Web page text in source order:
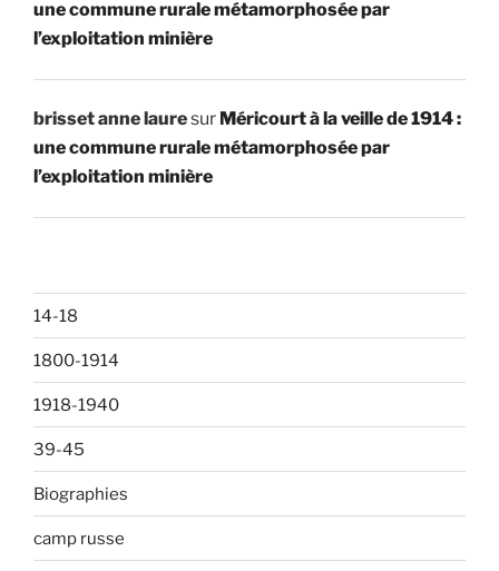
une commune rurale métamorphosée par
l’exploitation minière
brisset anne lauresur Méricourt à la veille de 1914 :
une commune rurale métamorphosée par
l’exploitation minière
14-18
1800-1914
1918-1940
39-45
Biographies
camp russe